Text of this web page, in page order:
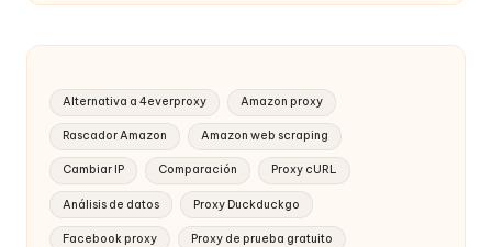
Alternativa a 4everproxy Amazon proxy
Rascador Amazon Amazon web scraping
Cambiar IP Comparación Proxy cURL
Análisis de datos Proxy Duckduckgo
Facebook proxy Proxy de prueba gratuito